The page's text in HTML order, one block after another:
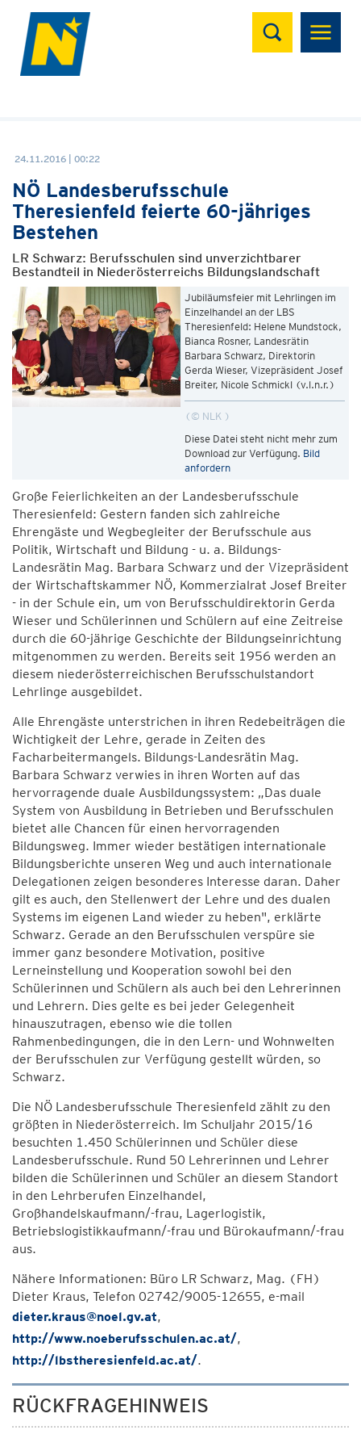
Suchen
24.11.2016 | 00:22
NÖ Landesberufsschule
Theresienfeld feierte 60-jähriges
Bestehen
LR Schwarz: Berufsschulen sind unverzichtbarer
Bestandteil in Niederösterreichs Bildungslandschaft
Jubiläumsfeier mit Lehrlingen im
Einzelhandel an der LBS
Theresienfeld: Helene Mundstock,
Bianca Rosner, Landesrätin
Barbara Schwarz, Direktorin
Gerda Wieser, Vizepräsident Josef
Breiter, Nicole Schmickl (v.l.n.r.)
© NLK
Diese Datei steht nicht mehr zum
Download zur Verfügung. Bild
anfordern
Große Feierlichkeiten an der Landesberufsschule
Theresienfeld: Gestern fanden sich zahlreiche
Ehrengäste und Wegbegleiter der Berufsschule aus
Politik, Wirtschaft und Bildung - u. a. Bildungs-
Landesrätin Mag. Barbara Schwarz und der Vizepräsident
der Wirtschaftskammer NÖ, Kommerzialrat Josef Breiter
- in der Schule ein, um von Berufsschuldirektorin Gerda
Wieser und Schülerinnen und Schülern auf eine Zeitreise
durch die 60-jährige Geschichte der Bildungseinrichtung
mitgenommen zu werden. Bereits seit 1956 werden an
diesem niederösterreichischen Berufsschulstandort
Lehrlinge ausgebildet.
Alle Ehrengäste unterstrichen in ihren Redebeiträgen die
Wichtigkeit der Lehre, gerade in Zeiten des
Facharbeitermangels. Bildungs-Landesrätin Mag.
Barbara Schwarz verwies in ihren Worten auf das
hervorragende duale Ausbildungssystem: „Das duale
System von Ausbildung in Betrieben und Berufsschulen
bietet alle Chancen für einen hervorragenden
Bildungsweg. Immer wieder bestätigen internationale
Bildungsberichte unseren Weg und auch internationale
Delegationen zeigen besonderes Interesse daran. Daher
gilt es auch, den Stellenwert der Lehre und des dualen
Systems im eigenen Land wieder zu heben", erklärte
Schwarz. Gerade an den Berufsschulen verspüre sie
immer ganz besondere Motivation, positive
Lerneinstellung und Kooperation sowohl bei den
Schülerinnen und Schülern als auch bei den Lehrerinnen
und Lehrern. Dies gelte es bei jeder Gelegenheit
hinauszutragen, ebenso wie die tollen
Rahmenbedingungen, die in den Lern- und Wohnwelten
der Berufsschulen zur Verfügung gestellt würden, so
Schwarz.
Die NÖ Landesberufsschule Theresienfeld zählt zu den
größten in Niederösterreich. Im Schuljahr 2015/16
besuchten 1.450 Schülerinnen und Schüler diese
Landesberufsschule. Rund 50 Lehrerinnen und Lehrer
bilden die Schülerinnen und Schüler an diesem Standort
in den Lehrberufen Einzelhandel,
Großhandelskaufmann/-frau, Lagerlogistik,
Betriebslogistikkaufmann/-frau und Bürokaufmann/-frau
aus.
Nähere Informationen: Büro LR Schwarz, Mag. (FH)
Dieter Kraus, Telefon 02742/9005-12655, e-mail
dieter.kraus@noel.gv.at,
http://www.noeberufsschulen.ac.at/,
http://lbstheresienfeld.ac.at/.
RÜCKFRAGEHINWEIS